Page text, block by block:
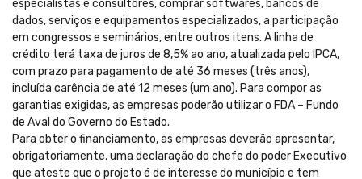
especialistas e consultores, comprar softwares, bancos de
dados, serviços e equipamentos especializados, a participação
em congressos e seminários, entre outros itens. A linha de
crédito terá taxa de juros de 8,5% ao ano, atualizada pelo IPCA,
com prazo para pagamento de até 36 meses (três anos),
incluída carência de até 12 meses (um ano). Para compor as
garantias exigidas, as empresas poderão utilizar o FDA – Fundo
de Aval do Governo do Estado.
Para obter o financiamento, as empresas deverão apresentar,
obrigatoriamente, uma declaração do chefe do poder Executivo
que ateste que o projeto é de interesse do município e tem